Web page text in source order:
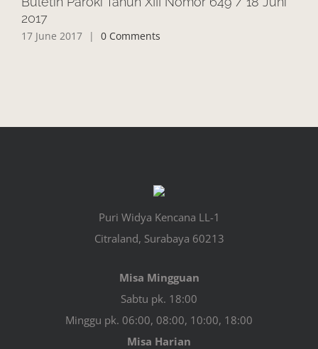
2017
17 June 2017 | 0 Comments
Puri Widya Kencana LL-1
Citraland, Surabaya 60213
Misa Mingguan
Sabtu pk. 18:00
Minggu pk. 06:00, 08:00, 10:00, 18:00
Misa Harian